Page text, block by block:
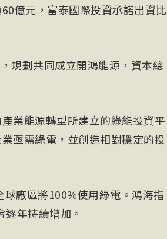
億元，富泰國際投資承諾出資比
規劃共同成立開鴻能源，資本總
業能源轉型所建立的綠能投資平
亟需綠電，並創造相對穩定的投
廠區將100%使用綠電。鴻海指
年持續增加。